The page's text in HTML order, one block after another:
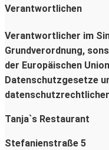
Verantwortlichen
Verantwortlicher im
Grundverordnung,
der Europäischen
Datenschutzgesetze
Tanja`s Restaurant
Stefanienstraße 5